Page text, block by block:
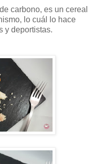
carbono, es un cereal
lo cuál lo hace
y deportistas.